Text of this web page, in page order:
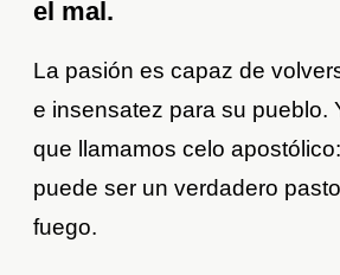
el mal.
La pasión es capaz de
e insensatez para su pueblo.
que llamamos celo
puede ser un verdadero
fuego.